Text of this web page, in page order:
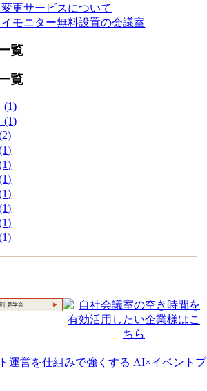
更サービスについて
モニター無料設置の会議室
覧
覧
(1)
(1)